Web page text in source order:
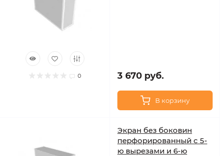
0 3 670 руб.
В корзину
Экран без боковин
перфорированный с 5-
ю вырезами и 6-ю